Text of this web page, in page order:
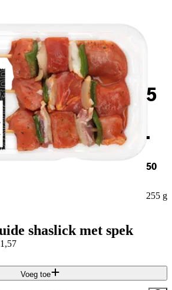
5
.
50
255 g
shaslick met spek
Voeg toe